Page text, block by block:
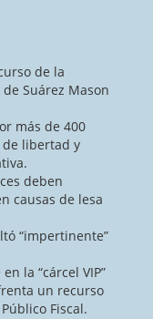
de la
Suárez Mason
más de 400
libertad y
deben
causas de lesa
“impertinente”
la “cárcel VIP”
un recurso
Fiscal.